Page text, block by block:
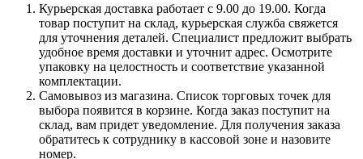
Курьерская доставка работает с 9.00 до 19.00. Когда
товар поступит на склад, курьерская служба свяжется
для уточнения деталей. Специалист предложит выбрать
удобное время доставки и уточнит адрес. Осмотрите
упаковку на целостность и соответствие указанной
комплектации.
Самовывоз из магазина. Список торговых точек для
выбора появится в корзине. Когда заказ поступит на
склад, вам придет уведомление. Для получения заказа
обратитесь к сотруднику в кассовой зоне и назовите
номер.